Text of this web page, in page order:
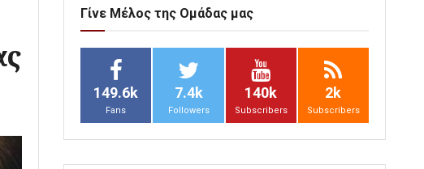
Γίνε Μέλος της Ομάδας μας
149.6k
Fans
7.4k
Followers
140k
Subscribers
2k
Subscribers